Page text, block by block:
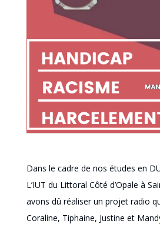
Dans le cadre de nos études en
L’IUT du Littoral Côté d’Opale à
avons dû réaliser un projet radio
Coraline, Tiphaine, Justine et